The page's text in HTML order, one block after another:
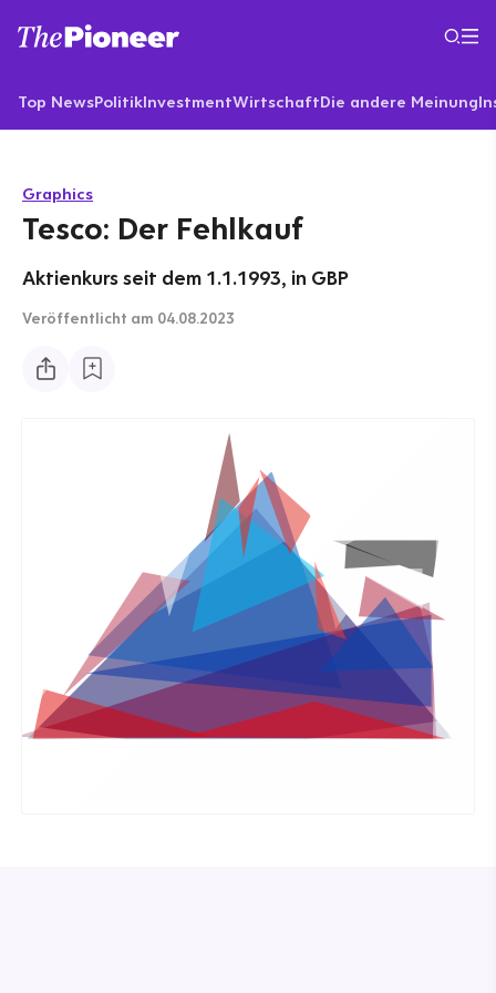
Top NewsPolitikInvestmentWirtschaftDie andere Meinung
Graphics
Tesco: Der Fehlkauf
Aktienkurs seit dem 1.1.1993, in GBP
Veröffentlicht am 04.08.2023